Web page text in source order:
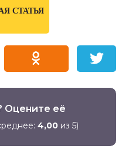
СТАТЬЯ
Оцените её
4,00из 5)